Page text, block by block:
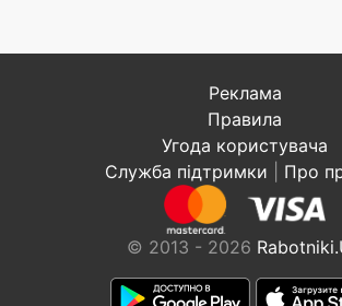
Реклама
Правила
Угода користувача
Служба підтримки
Про
© 2013 - 2026